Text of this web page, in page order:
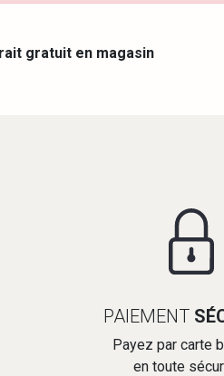
gratuit en magasin
PAIEMENT
Payez par carte
en toute